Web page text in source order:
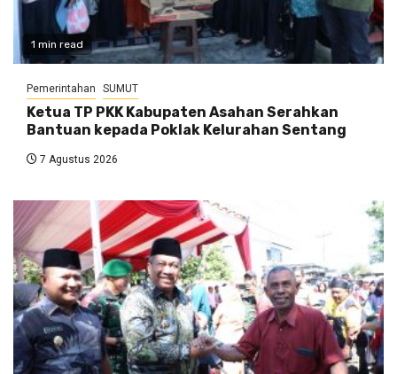
1 min read
Pemerintahan SUMUT
Ketua TP PKK Kabupaten Asahan Serahkan
Bantuan kepada Poklak Kelurahan Sentang
7 Agustus 2026